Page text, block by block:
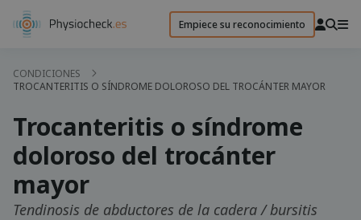
Empiece su reconocimiento
CONDICIONES
TROCANTERITIS O SÍNDROME DOLOROSO DEL TROCÁNTER MAYOR
Trocanteritis o síndrome
doloroso del trocánter
mayor
Tendinosis de abductores de la cadera / bursitis